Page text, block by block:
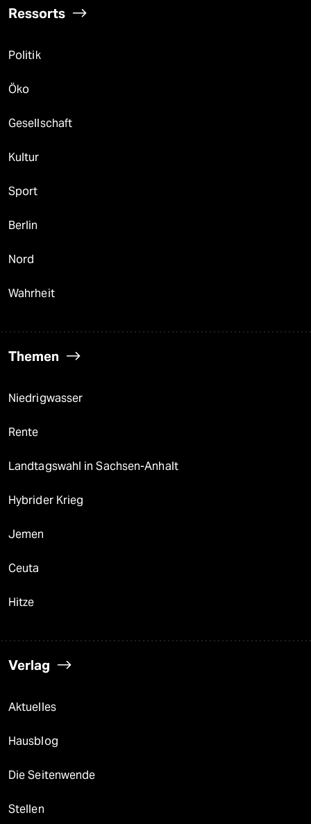
Ressorts
Politik
Öko
Gesellschaft
Kultur
Sport
Berlin
Nord
Wahrheit
Themen
Niedrigwasser
Rente
Landtagswahl in Sachsen-Anhalt
Hybrider Krieg
Jemen
Ceuta
Hitze
Verlag
Aktuelles
Hausblog
Die Seitenwende
Stellen